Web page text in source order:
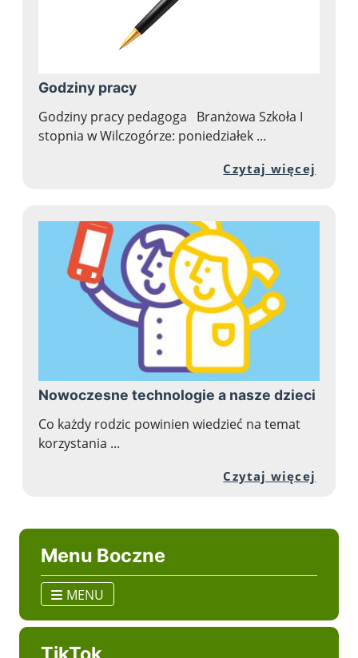
Menu Boczne
MENU
Godziny pracy
Godziny pracy pedagoga Branżowa Szkoła I
stopnia w Wilczogórze: poniedziałek ...
Czytaj więcej
Nowoczesne technologie a nasze dzieci
Co każdy rodzic powinien wiedzieć na temat
korzystania ...
Czytaj więcej